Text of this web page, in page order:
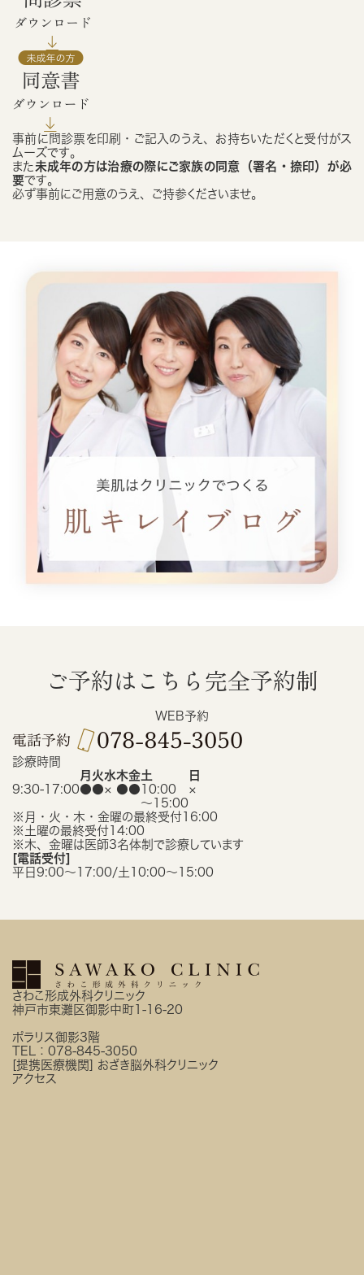
事前に問診票を印刷・ご記入のうえ、お持ちいただくと受付がス
ムーズです。
また 未成年の方は治療の際にご家族の同意（署名・捺印）が必
要です。
必ず事前にご用意のうえ、ご持参くださいませ。
ご予約はこちら 完全予約制
WEB予約
診療時間
月 火水木金土
日
9:30-17:00●●× ●● 10:00
〜15:00
×
※月・火・木・金曜の最終受付16:00
※土曜の最終受付14:00
※木、金曜は医師3名体制で診療しています
[電話受付]
平日9:00〜17:00/土10:00〜15:00
さわこ形成外科クリニック
神戸市東灘区御影中町1-16-20
ポラリス御影3階
TEL： 078-845-3050
[提携医療機関] おざき脳外科クリニック
アクセス